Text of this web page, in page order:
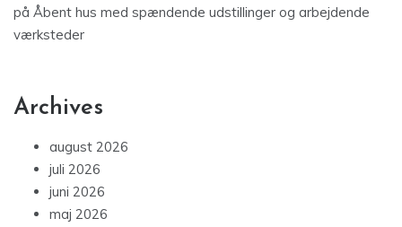
på Åbent hus med spændende udstillinger og arbejdende
værksteder
Archives
august 2026
juli 2026
juni 2026
maj 2026